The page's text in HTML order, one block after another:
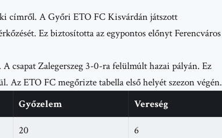
címről. A Győri ETO FC Kisvárdán játszott
Ez biztosította az egypontos előnyt Ferencváros
csapat Zalegerszeg 3-0-ra felülmúlt hazai pályán. Ez
Az ETO FC megőrizte tabella első helyét szezon végén.
Győzelem Vereség
20 6